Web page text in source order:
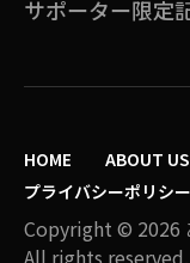
サポーター限定
HOME ABOUT US
プライバシーポリシー
Copyright © 2026
All rights reserved.